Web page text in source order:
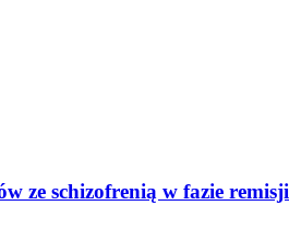
ze schizofrenią w fazie remisji